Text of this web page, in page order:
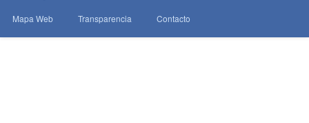
Mapa Web Transparencia Contacto